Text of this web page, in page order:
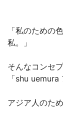
「私のための
私。」
そんなコンセ
「shu
アジア人のた